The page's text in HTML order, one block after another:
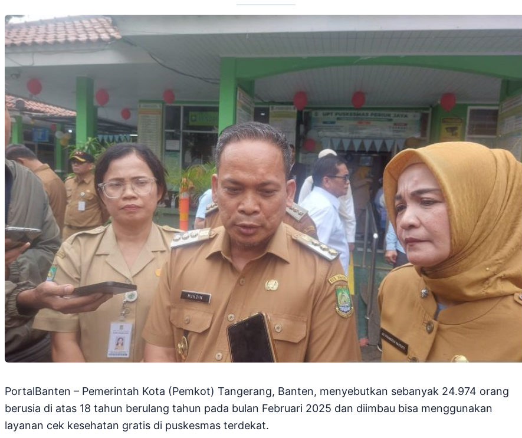
PortalBanten – Pemerintah Kota (Pemkot) Tangerang, Banten, menyebutkan sebanyak 24.974 orang
berusia di atas 18 tahun berulang tahun pada bulan Februari 2025 dan diimbau bisa menggunakan
layanan cek kesehatan gratis di puskesmas terdekat.